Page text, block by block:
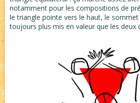
notamment pour les compositions de
le triangle pointe vers le haut, le
toujours plus mis en valeur que les deux